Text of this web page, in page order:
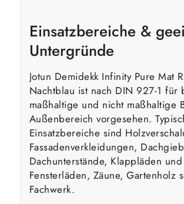
Einsatzbereiche &
Untergründe
Jotun Demidekk Infinity Pure Mat
Nachtblau ist nach DIN 927-1 für
maßhaltige und nicht maßhaltige
Außenbereich vorgesehen.
Einsatzbereiche sind
Fassadenverkleidungen,
Dachunterstände, Klappläden und
Fensterläden, Zäune, Gartenholz
Fachwerk.